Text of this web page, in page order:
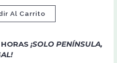
Al Carrito
HORAS¡SOLO PENÍNSULA,